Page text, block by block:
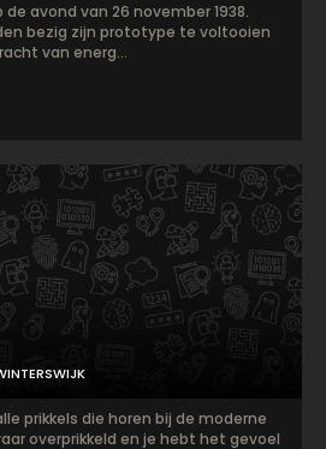
prikkels die horen bij de moderne
overprikkeld en je hebt het gevoel
avond van 26 november 1938.
bezig zijn prototype te voltooien
van energ...